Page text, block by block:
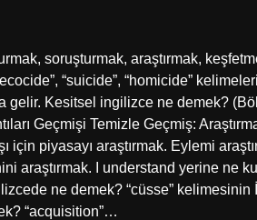
soruşturmak, araştırmak,
“suicide”, “homicide”
gelir. Kesitsel ingilizce ne demek?
Geçmişi Temizle Geçmiş:
için piyasayı araştırmak. Eylemi
araştırmak. I understand yerine ne
ne demek? “cüsse”
“acquisition”…